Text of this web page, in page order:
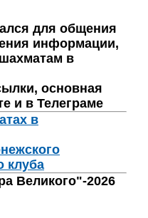
для общения
информации,
в
основная
и в Телеграме
в
клуба
Великого"-2026